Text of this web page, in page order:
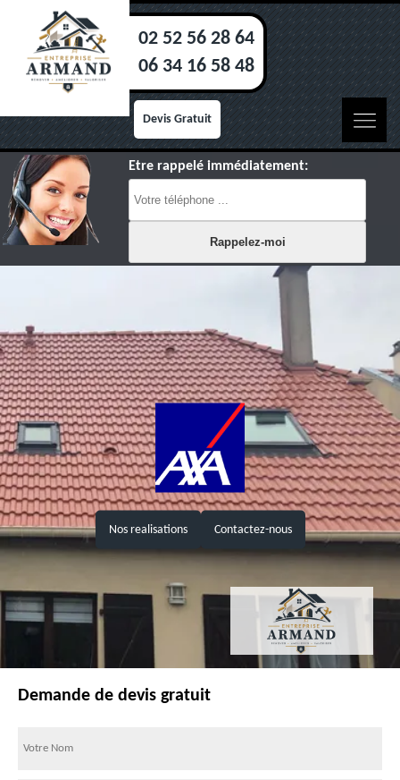
02 52 56 28 64
06 34 16 58 48
Devis Gratuit
Etre rappelé immédiatement:
Nos realisations Contactez-nous
Demande de devis gratuit